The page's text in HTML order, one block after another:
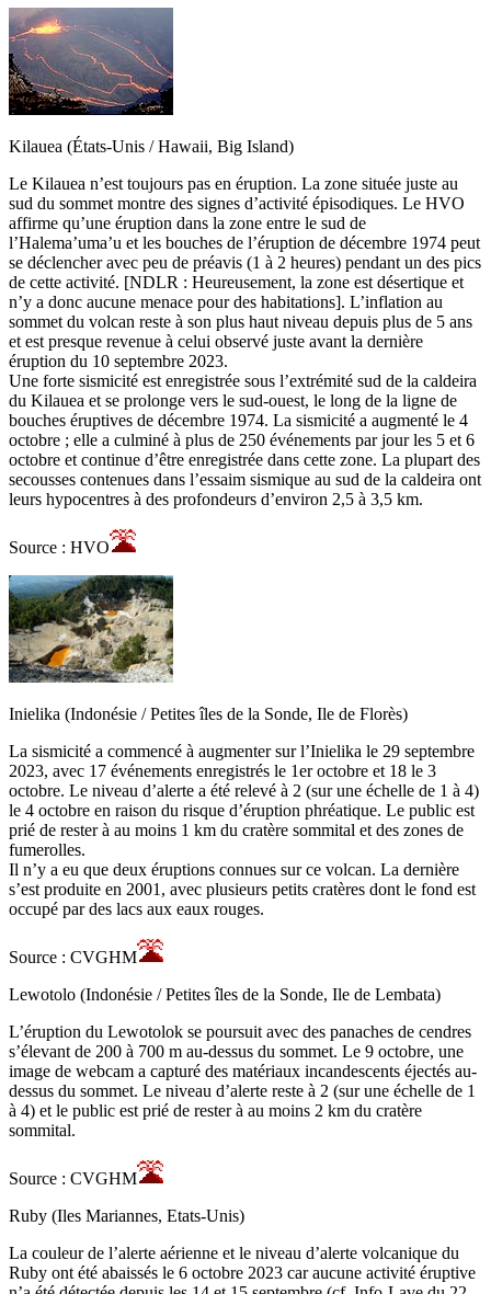
Kilauea (États-Unis / Hawaii, Big Island)
Le Kilauea n’est toujours pas en éruption. La zone située juste au
sud du sommet montre des signes d’activité épisodiques. Le HVO
affirme qu’une éruption dans la zone entre le sud de
l’Halema’uma’u et les bouches de l’éruption de décembre 1974 peut
se déclencher avec peu de préavis (1 à 2 heures) pendant un des pics
de cette activité. [NDLR : Heureusement, la zone est désertique et
n’y a donc aucune menace pour des habitations]. L’inflation au
sommet du volcan reste à son plus haut niveau depuis plus de 5 ans
et est presque revenue à celui observé juste avant la dernière
éruption du 10 septembre 2023.
Une forte sismicité est enregistrée sous l’extrémité sud de la caldeira
du Kilauea et se prolonge vers le sud-ouest, le long de la ligne de
bouches éruptives de décembre 1974. La sismicité a augmenté le 4
octobre ; elle a culminé à plus de 250 événements par jour les 5 et 6
octobre et continue d’être enregistrée dans cette zone. La plupart des
secousses contenues dans l’essaim sismique au sud de la caldeira ont
leurs hypocentres à des profondeurs d’environ 2,5 à 3,5 km.
Source : HVO
Inielika (Indonésie / Petites îles de la Sonde, Ile de Florès)
La sismicité a commencé à augmenter sur l’Inielika le 29 septembre
2023, avec 17 événements enregistrés le 1er octobre et 18 le 3
octobre. Le niveau d’alerte a été relevé à 2 (sur une échelle de 1 à 4)
le 4 octobre en raison du risque d’éruption phréatique. Le public est
prié de rester à au moins 1 km du cratère sommital et des zones de
fumerolles.
Il n’y a eu que deux éruptions connues sur ce volcan. La dernière
s’est produite en 2001, avec plusieurs petits cratères dont le fond est
occupé par des lacs aux eaux rouges.
Source : CVGHM
Lewotolo (Indonésie / Petites îles de la Sonde, Ile de Lembata)
L’éruption du Lewotolok se poursuit avec des panaches de cendres
s’élevant de 200 à 700 m au-dessus du sommet. Le 9 octobre, une
image de webcam a capturé des matériaux incandescents éjectés au-
dessus du sommet. Le niveau d’alerte reste à 2 (sur une échelle de 1
à 4) et le public est prié de rester à au moins 2 km du cratère
sommital.
Source : CVGHM
Ruby (Iles Mariannes, Etats-Unis)
La couleur de l’alerte aérienne et le niveau d’alerte volcanique du
Ruby ont été abaissés le 6 octobre 2023 car aucune activité éruptive